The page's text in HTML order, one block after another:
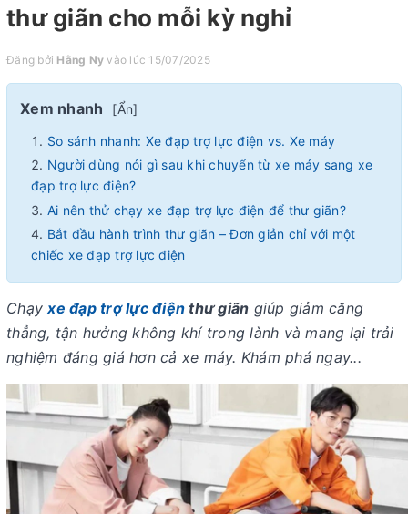
thư giãn cho mỗi kỳ nghỉ
Đăng bởi Hằng Ny vào lúc 15/07/2025
Xem nhanh [Ẩn]
So sánh nhanh: Xe đạp trợ lực điện vs. Xe máy
Người dùng nói gì sau khi chuyển từ xe máy sang xe
đạp trợ lực điện?
Ai nên thử chạy xe đạp trợ lực điện để thư giãn?
Bắt đầu hành trình thư giãn – Đơn giản chỉ với một
chiếc xe đạp trợ lực điện
Chạyxe đạp trợ lực điện thư giãn giúp giảm căng
thẳng, tận hưởng không khí trong lành và mang lại trải
nghiệm đáng giá hơn cả xe máy. Khám phá ngay...